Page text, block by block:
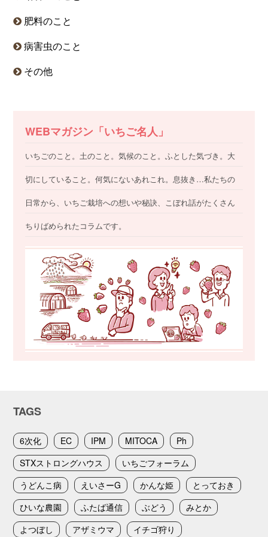
肥料のこと
病害虫のこと
その他
WEBマガジン「いちご名人」
いちごのこと。土のこと。気候のこと。ふとした気づき。大
切にしていること。何気にないあれこれ。息抜き…私たちの
日常から、いちご栽培への想いや秘訣、こぼれ話がたくさん
ちりばめられたコラムです。
TAGS
6次化 EC IPM MITOCA
Ph
STXストロングハウス
いちごフォーラム
うどんこ病
えいさーG かんな姫
とっておき
ひいな農園
ふたば通信 ぶどう
みとか
よつぼし
アザミウマ イチゴ狩り